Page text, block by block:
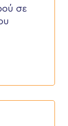
σε